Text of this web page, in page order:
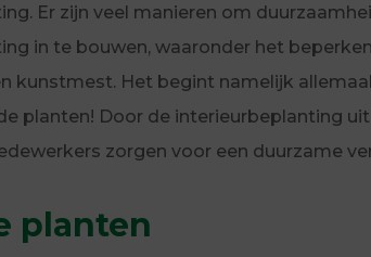
Er zijn veel manieren om
in te bouwen, waaronder het
kunstmest. Het begint namelijk
planten! Door de interieurbeplanting
zorgen voor een duurzame
planten